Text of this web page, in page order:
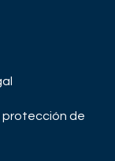
protección de